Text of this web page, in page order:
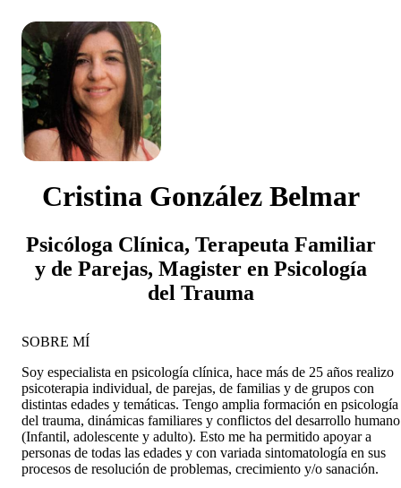
Cristina González Belmar
Psicóloga Clínica, Terapeuta Familiar
y de Parejas, Magister en Psicología
del Trauma
SOBRE MÍ
Soy especialista en psicología clínica, hace más de 25 años realizo
psicoterapia individual, de parejas, de familias y de grupos con
distintas edades y temáticas. Tengo amplia formación en psicología
del trauma, dinámicas familiares y conflictos del desarrollo humano
(Infantil, adolescente y adulto). Esto me ha permitido apoyar a
personas de todas las edades y con variada sintomatología en sus
procesos de resolución de problemas, crecimiento y/o sanación.